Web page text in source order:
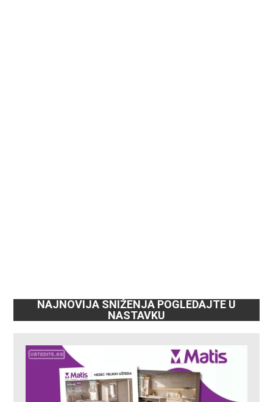
NAJNOVIJA SNIŽENJA POGLEDAJTE U
NASTAVKU